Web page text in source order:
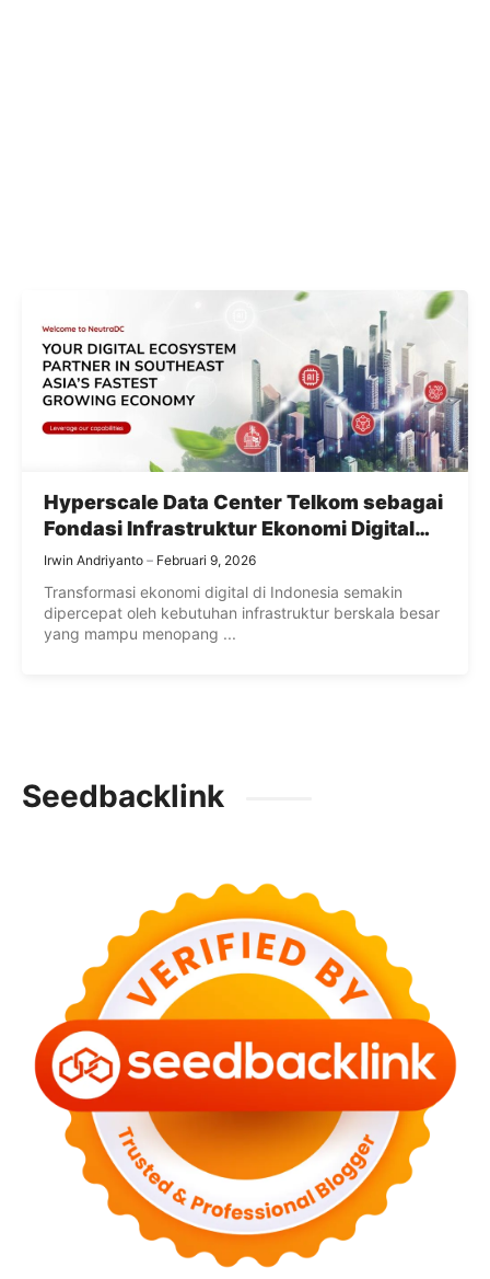
Hyperscale Data Center Telkom sebagai
Fondasi Infrastruktur Ekonomi Digital
Indonesia
Irwin Andriyanto Februari 9, 2026
Transformasi ekonomi digital di Indonesia semakin
dipercepat oleh kebutuhan infrastruktur berskala besar
yang mampu menopang ...
Seedbacklink